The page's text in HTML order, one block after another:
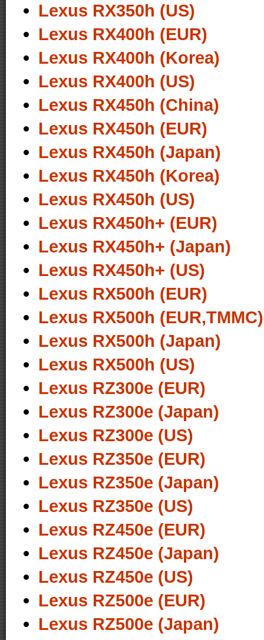
Lexus RX350h (US)
Lexus RX400h (EUR)
Lexus RX400h (Korea)
Lexus RX400h (US)
Lexus RX450h (China)
Lexus RX450h (EUR)
Lexus RX450h (Japan)
Lexus RX450h (Korea)
Lexus RX450h (US)
Lexus RX450h+ (EUR)
Lexus RX450h+ (Japan)
Lexus RX450h+ (US)
Lexus RX500h (EUR)
Lexus RX500h (EUR,TMMC)
Lexus RX500h (Japan)
Lexus RX500h (US)
Lexus RZ300e (EUR)
Lexus RZ300e (Japan)
Lexus RZ300e (US)
Lexus RZ350e (EUR)
Lexus RZ350e (Japan)
Lexus RZ350e (US)
Lexus RZ450e (EUR)
Lexus RZ450e (Japan)
Lexus RZ450e (US)
Lexus RZ500e (EUR)
Lexus RZ500e (Japan)